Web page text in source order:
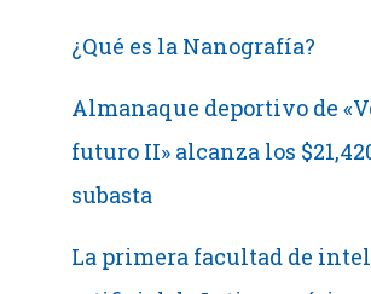
¿Qué es la Nanografía?
Almanaque deportivo de
futuro II» alcanza los
subasta
La primera facultad de